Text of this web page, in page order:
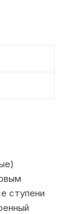
ступени